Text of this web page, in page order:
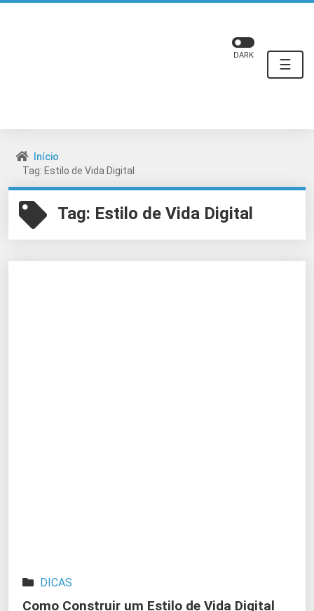
☰
DARK
Início
Tag: Estilo de Vida Digital
Tag: Estilo de Vida Digital
DICAS
Como Construir um Estilo de Vida Digital